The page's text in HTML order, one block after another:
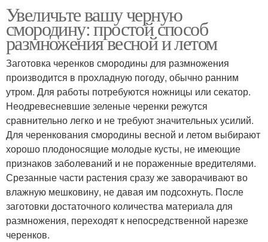
Увеличьте вашу черную
смородину: простой способ
размножения весной и летом
Заготовка черенков смородины для размножения
производится в прохладную погоду, обычно ранним
утром. Для работы потребуются ножницы или секатор.
Неодревесневшие зеленые черенки режутся
сравнительно легко и не требуют значительных усилий.
Для черенкования смородины весной и летом выбирают
хорошо плодоносящие молодые кусты, не имеющие
признаков заболеваний и не пораженные вредителями.
Срезанные части растения сразу же заворачивают во
влажную мешковину, не давая им подсохнуть. После
заготовки достаточного количества материала для
размножения, переходят к непосредственной нарезке
черенков.